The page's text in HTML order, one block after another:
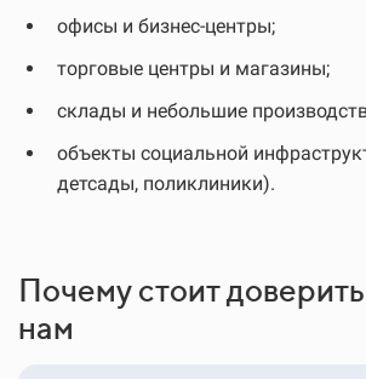
офисы и бизнес-центры;
торговые центры и магазины;
склады и небольшие
объекты социальной
детсады, поликлиники).
Почему стоит
нам